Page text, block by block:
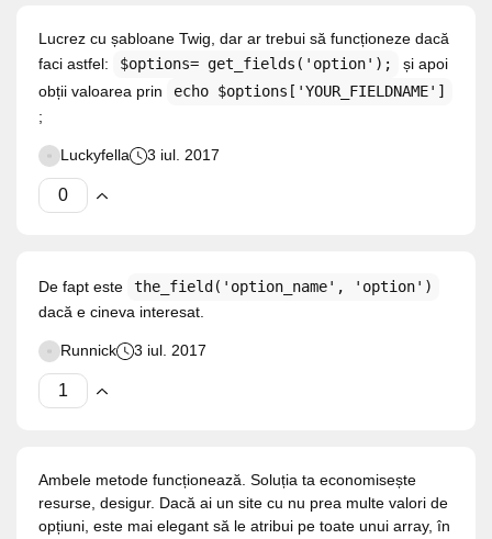
Lucrez cu șabloane Twig, dar ar trebui să funcționeze dacă
faci astfel:
$options= get_fields('option');
și apoi
obții valoarea prin
echo $options['YOUR_FIELDNAME']
;
Luckyfella 3 iul. 2017
De fapt este
the_field('option_name', 'option')
dacă e cineva interesat.
Runnick 3 iul. 2017
Ambele metode funcționează. Soluția ta economisește
resurse, desigur. Dacă ai un site cu nu prea multe valori de
opțiuni, este mai elegant să le atribui pe toate unui array, în